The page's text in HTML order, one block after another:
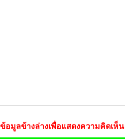
อมูลข้างล่างเพื่อแสดงความคิดเห็น